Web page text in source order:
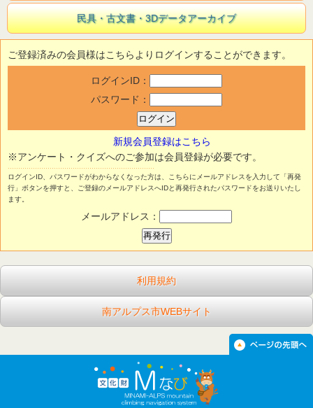
民具・古文書・3Dデータアーカイブ
ご登録済みの会員様はこちらよりログインすることができます。
ログインID：
パスワード：
新規会員登録はこちら
※アンケート・クイズへのご参加は会員登録が必要です。
ログインID、パスワードがわからなくなった方は、こちらにメールアドレスを入力して「再発
行」ボタンを押すと、ご登録のメールアドレスへIDと再発行されたパスワードをお送りいたし
ます。
メールアドレス：
利用規約
南アルプス市WEBサイト